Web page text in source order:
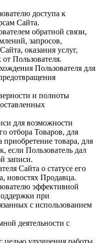
доступа к
Сайта.
обратной связи,
запросов,
оказания услуг,
от Пользователя.
Пользователя для
и полноты
для возможности
отбора Товаров, для
приобретение товара, для
если Пользователь дал
записи.
Сайта о статусе его
новостях Продавца.
эффективной
при
с использованием
деятельности с
целью улучшения работы